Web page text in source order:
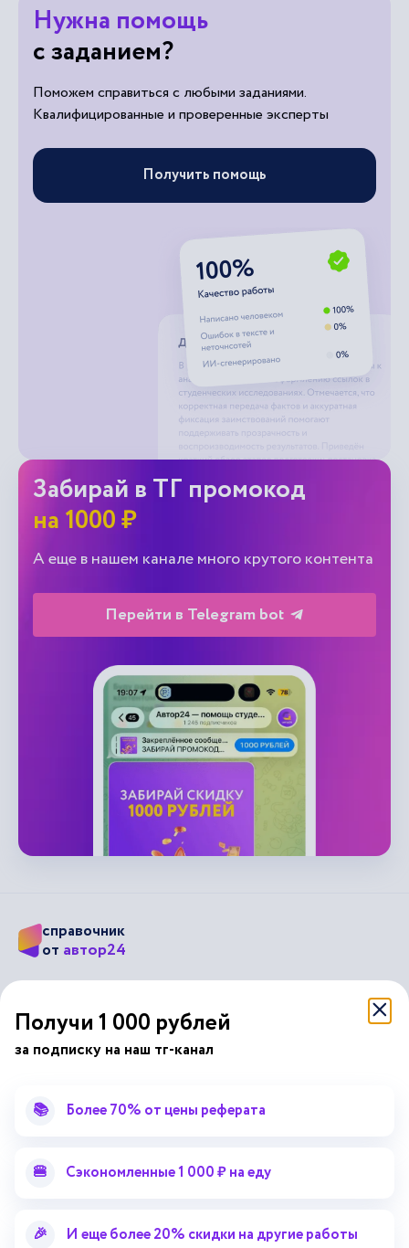
Нужна помощь
с заданием?
Поможем справиться с любыми заданиями.
Квалифицированные и проверенные эксперты
Получить помощь
Забирай в ТГ промокод
на 1000 ₽
А еще в нашем канале много крутого контента
Перейти в Telegram bot
справочник
от автор24
Научные статьи
Методические указания
Статьи от экспертов
Помощь эксперта
Поиск репетитора
Работа для преподавателей
Получи 1 000 рублей
за подписку на наш тг-канал
📚 Более 70% от цены реферата
🍔 Сэкономленные 1 000 ₽ на еду
🎉 И еще более 20% скидки на другие работы